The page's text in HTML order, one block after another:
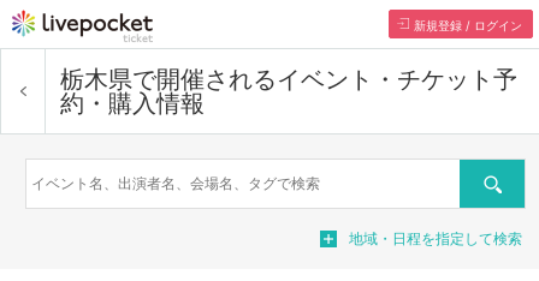
新規登録 / ログイン
栃木県で開催されるイベント・チケット予
約・購入情報
検索
地域・日程を指定して検索